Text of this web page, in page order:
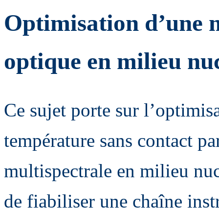
Optimisation d’une
optique en milieu
Ce sujet porte sur
température sans contact
multispectrale en milieu
de fiabiliser une chaîne